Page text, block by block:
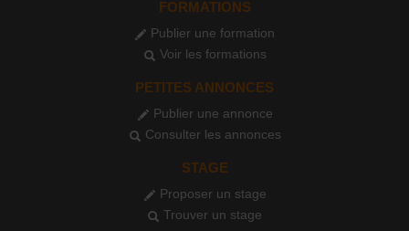
FORMATIONS
Publier une formation
Voir les formations
PETITES ANNONCES
Publier une annonce
Consulter les annonces
STAGE
Proposer un stage
Trouver un stage